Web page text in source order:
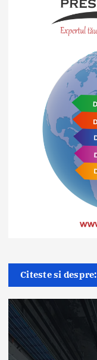
Citeste si despre: